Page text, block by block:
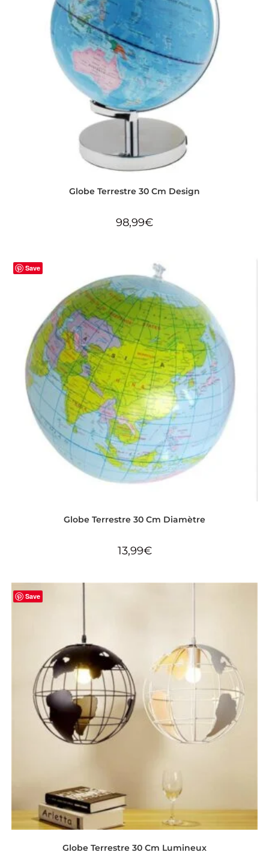
Globe Terrestre 30 Cm Design
98,99€
Save
Globe Terrestre 30 Cm Diamètre
13,99€
Save
Globe Terrestre 30 Cm Lumineux